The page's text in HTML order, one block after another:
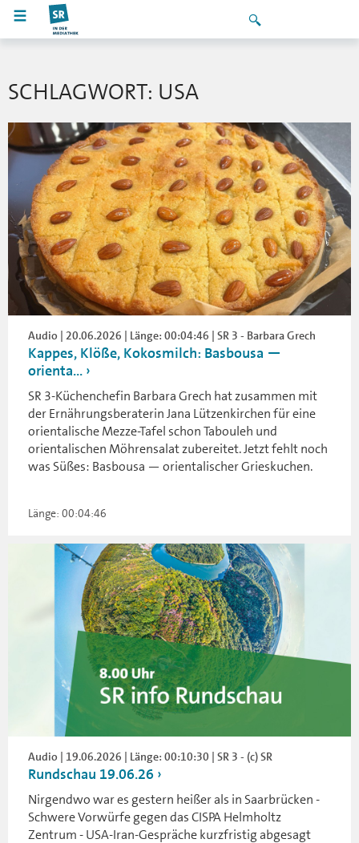
SCHLAGWORT: USA
Audio | 20.06.2026 | Länge: 00:04:46 | SR 3 - Barbara Grech
Kappes, Klöße, Kokosmilch: Basbousa —
orienta...
SR 3-Küchenchefin Barbara Grech hat zusammen mit
der Ernährungsberaterin Jana Lützenkirchen für eine
orientalische Mezze-Tafel schon Tabouleh und
orientalischen Möhrensalat zubereitet. Jetzt fehlt noch
was Süßes: Basbousa — orientalischer Grieskuchen.
Länge: 00:04:46
Audio | 19.06.2026 | Länge: 00:10:30 | SR 3 - (c) SR
Rundschau 19.06.26
Nirgendwo war es gestern heißer als in Saarbrücken -
Schwere Vorwürfe gegen das CISPA Helmholtz
Zentrum - USA-Iran-Gespräche kurzfristig abgesagt